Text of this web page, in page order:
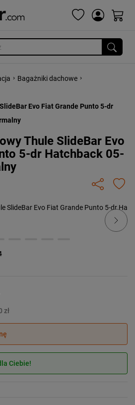
› Bagażniki dachowe ›
Evo Fiat Grande Punto 5-dr
Thule SlideBar Evo
5-dr Hatchback 05-
Next
zł
Ciebie!